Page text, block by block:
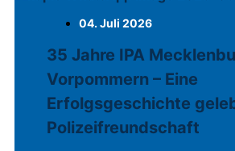
04. Juli 2026
35 Jahre IPA
Vorpommern – Eine
Erfolgsgeschichte
Polizeifreundschaft